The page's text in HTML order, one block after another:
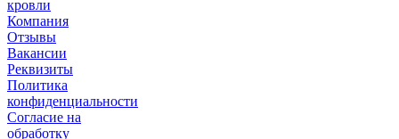
кровли
Компания
Отзывы
Вакансии
Реквизиты
Политика
конфиденциальности
Согласие на
обработку